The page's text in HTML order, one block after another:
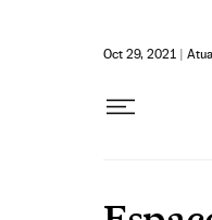
Oct 29, 2021 |